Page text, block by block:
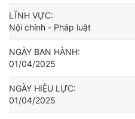
LĨNH VỰC:
Nội chính - Pháp luật
NGÀY BAN HÀNH:
01/04/2025
NGÀY HIỆU LỰC:
01/04/2025